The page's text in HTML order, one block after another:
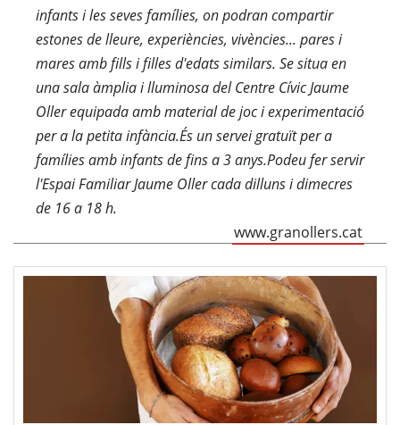
infants i les seves famílies, on podran compartir
estones de lleure, experiències, vivències... pares i
mares amb fills i filles d'edats similars. Se situa en
una sala àmplia i lluminosa del Centre Cívic Jaume
Oller equipada amb material de joc i experimentació
per a la petita infància.És un servei gratuït per a
famílies amb infants de fins a 3 anys.Podeu fer servir
l'Espai Familiar Jaume Oller cada dilluns i dimecres
de 16 a 18 h.
www.granollers.cat